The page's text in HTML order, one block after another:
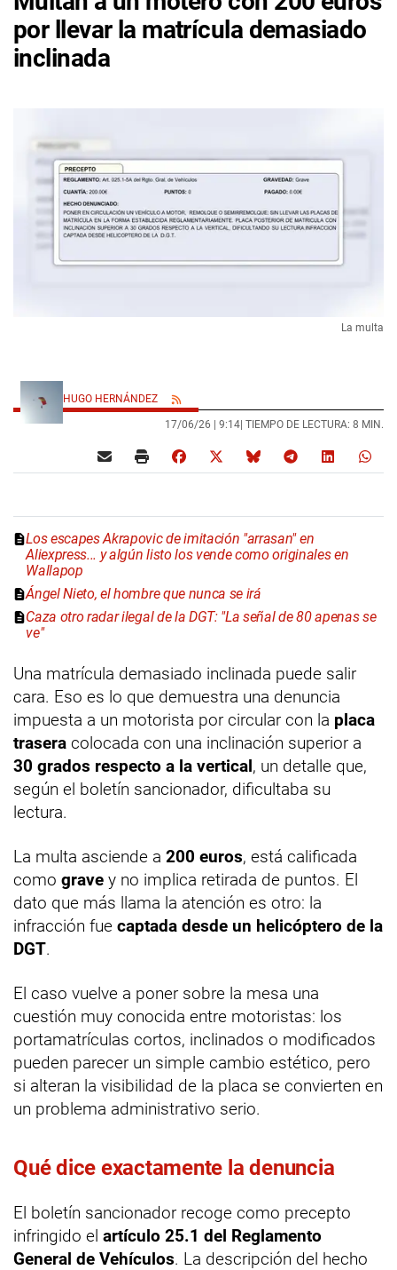
por llevar la matrícula demasiado
inclinada
La multa
HUGO HERNÁNDEZ
17/06/26 | 9:14| TIEMPO DE LECTURA: 8 MIN.
Los escapes Akrapovic de imitación "arrasan" en
Aliexpress... y algún listo los vende como originales en
Wallapop
Ángel Nieto, el hombre que nunca se irá
Caza otro radar ilegal de la DGT: "La señal de 80 apenas se
ve"
Una matrícula demasiado inclinada puede salir
cara. Eso es lo que demuestra una denuncia
impuesta a un motorista por circular con la placa
trasera colocada con una inclinación superior a
30 grados respecto a la vertical, un detalle que,
según el boletín sancionador, dificultaba su
lectura.
La multa asciende a 200 euros, está calificada
como grave y no implica retirada de puntos. El
dato que más llama la atención es otro: la
infracción fue captada desde un helicóptero de la
DGT.
El caso vuelve a poner sobre la mesa una
cuestión muy conocida entre motoristas: los
portamatrículas cortos, inclinados o modificados
pueden parecer un simple cambio estético, pero
si alteran la visibilidad de la placa se convierten en
un problema administrativo serio.
Qué dice exactamente la denuncia
El boletín sancionador recoge como precepto
infringido el artículo 25.1 del Reglamento
General de Vehículos. La descripción del hecho